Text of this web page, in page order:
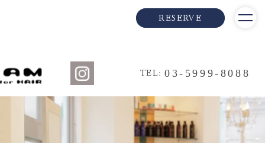
RESERVE
TEL:03-5999-8088